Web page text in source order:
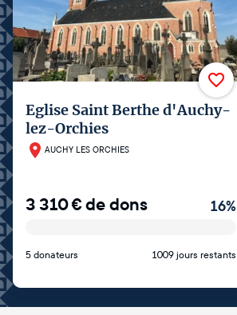
Eglise Saint Berthe d'Auchy-
lez-Orchies
AUCHY LES ORCHIES
3 310€de dons 16%
5 donateurs 1009 jours restants